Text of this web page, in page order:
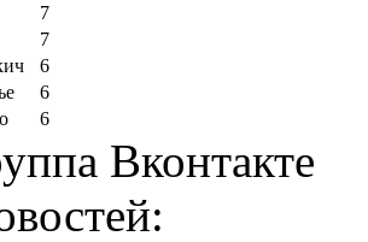
7
7
6
6
6
Вконтакте